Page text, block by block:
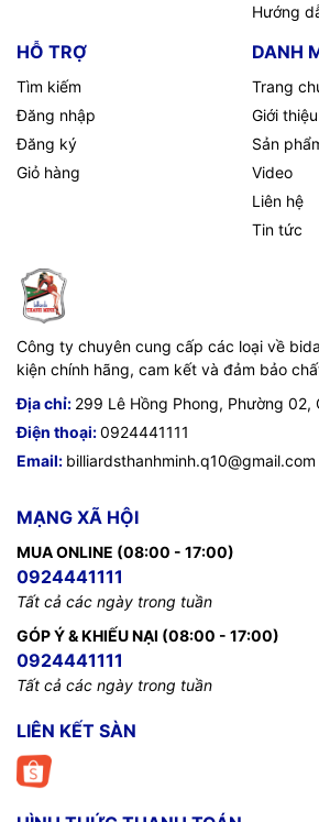
Hướng
HỖ TRỢ
Tìm kiếm
Đăng nhập
Đăng ký
Giỏ hàng
DANH
Trang
Giới thiệu
Sản
Video
Liên hệ
Tin tức
Công ty chuyên cung cấp các loại về
kiện chính hãng, cam kết và đảm bảo
Địa chỉ: 299 Lê Hồng Phong, Phường 02,
Điện thoại:0924441111
Email: billiardsthanhminh.q10@gmail.com
MẠNG XÃ HỘI
MUA ONLINE (08:00 - 17:00)
0924441111
Tất cả các ngày trong tuần
GÓP Ý & KHIẾU NẠI (08:00 - 17:00)
0924441111
Tất cả các ngày trong tuần
LIÊN KẾT SÀN